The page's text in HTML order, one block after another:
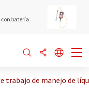
batería
trabajo de manejo de